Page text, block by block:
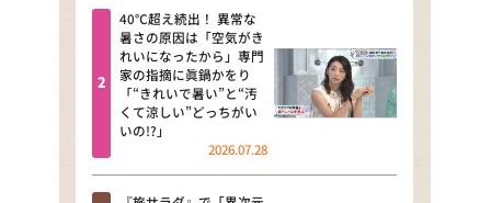
news おかえり
河合＆A.B.C-Z塚田×福井アナ
「なんでやねん！？」（news お
かえり）
DAIGOも台所 ～きょうの献立 何
にする？～
40℃超え続出！ 異常な
暑さの原因は「空気がき
れいになったから」専門
家の指摘に眞鍋かをり
「“きれいで暑い”と“汚
くて涼しい”どっちがい
いの!?」
2026.07.28